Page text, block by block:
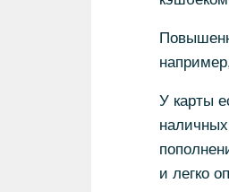
У карты
и легко